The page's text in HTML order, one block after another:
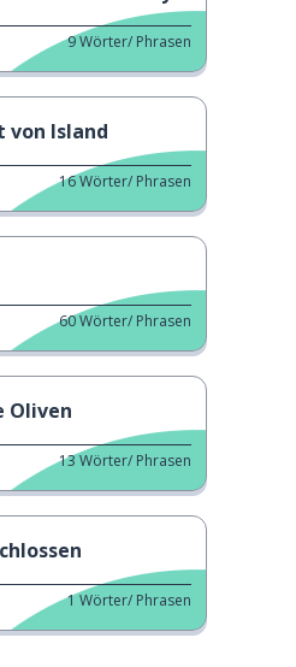
9Wörter/ Phrasen
von Island
16Wörter/ Phrasen
60Wörter/ Phrasen
Oliven
13Wörter/ Phrasen
1Wörter/ Phrasen